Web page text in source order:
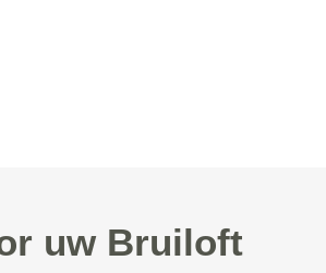
uw Bruiloft